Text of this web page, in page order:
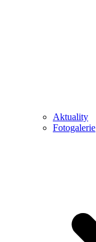
Aktuality
Fotogalerie